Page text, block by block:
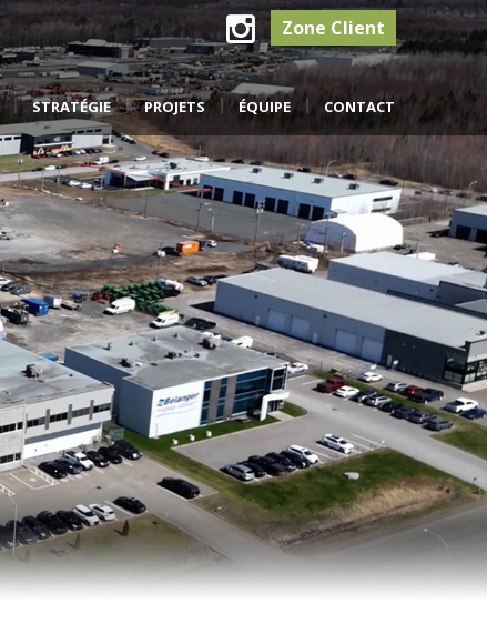
Zone Client
STRATÉGIE PROJETS ÉQUIPE CONTACT